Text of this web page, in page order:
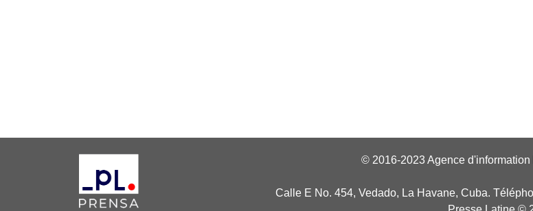
© 2016-2023 Agence
Calle E No. 454, Vedado, La Havane, Cuba.